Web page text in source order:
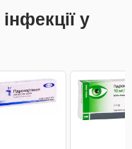
у